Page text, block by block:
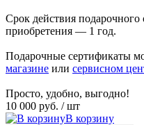
Срок действия подарочного
приобретения — 1 год.
Подарочные сертификаты
магазине или сервисном
Просто, удобно, выгодно!
10 000 руб. / шт
В корзину